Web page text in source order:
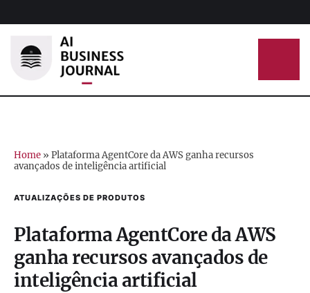
Home » Plataforma AgentCore da AWS ganha recursos
avançados de inteligência artificial
ATUALIZAÇÕES DE PRODUTOS
Plataforma AgentCore da AWS
ganha recursos avançados de
inteligência artificial